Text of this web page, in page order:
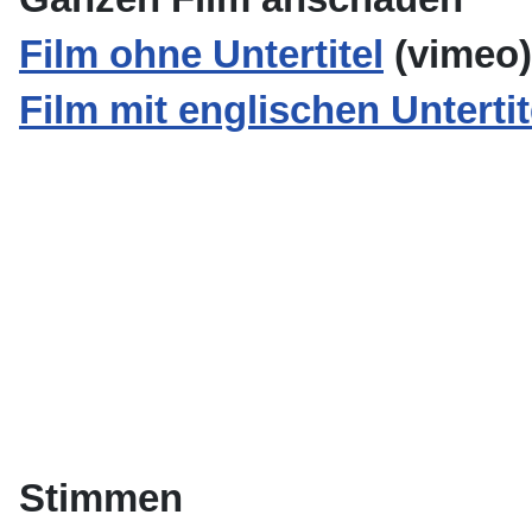
Film ohne Untertitel (vimeo)
Film mit englischen
Stimmen